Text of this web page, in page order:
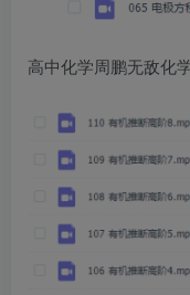
高中化学周鹏无敌化